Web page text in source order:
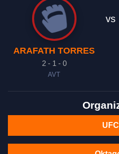
ARAFATH TORRES
2 - 1 - 0
AVT
vs
UFC